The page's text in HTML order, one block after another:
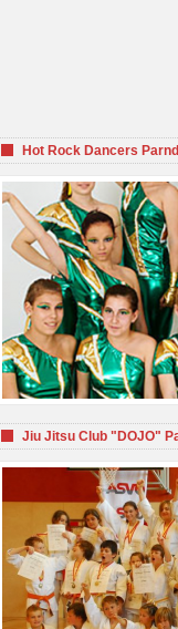
Hot Rock Dancers
Jiu Jitsu Club "DOJO"